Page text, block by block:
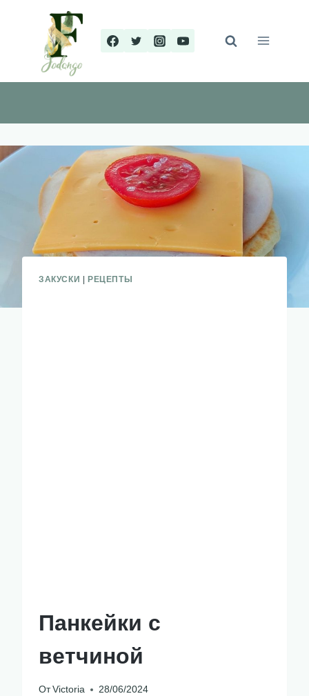
содержимому
ЗАКУСКИ РЕЦЕПТЫ
Панкейки с
ветчиной
От Victoria 28/06/2024